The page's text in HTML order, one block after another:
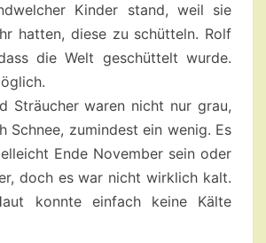
Kinder stand, weil sie
hatten, diese zu schütteln. Rolf
die Welt geschüttelt wurde.
Sträucher waren nicht nur grau,
Schnee, zumindest ein wenig. Es
Ende November sein oder
doch es war nicht wirklich kalt.
konnte einfach keine Kälte